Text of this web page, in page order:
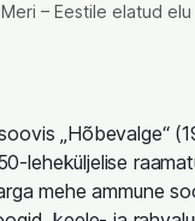
– Eestile elatud
„Hõbevalge“
leheküljelise
mehe ammune